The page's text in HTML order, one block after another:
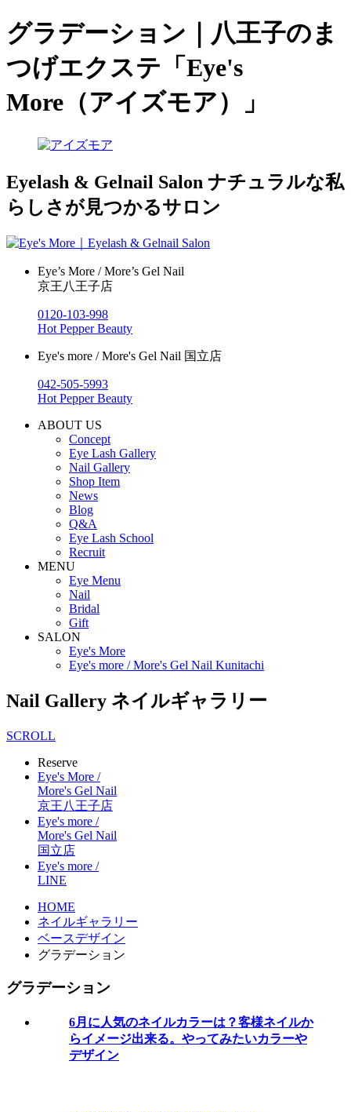
グラデーション｜八王子のま
つげエクステ「Eye's
More（アイズモア）」
Eyelash & Gelnail Salon ナチュラルな私
らしさが見つかるサロン
Eye’s More / More’s Gel Nail
京王八王子店
0120-103-998
Hot Pepper Beauty
Eye's more / More's Gel Nail 国立店
042-505-5993
Hot Pepper Beauty
ABOUT US
Concept
Eye Lash Gallery
Nail Gallery
Shop Item
News
Blog
Q&A
Eye Lash School
Recruit
MENU
Eye Menu
Nail
Bridal
Gift
SALON
Eye's More
Eye's more / More's Gel Nail Kunitachi
Nail Gallery ネイルギャラリー
SCROLL
Reserve
Eye's More /
More's Gel Nail
京王八王子店
Eye's more /
More's Gel Nail
国立店
Eye's more /
LINE
HOME
ネイルギャラリー
ベースデザイン
グラデーション
グラデーション
6月に人気のネイルカラーは？客様ネイルか
らイメージ出来る。やってみたいカラーや
デザイン